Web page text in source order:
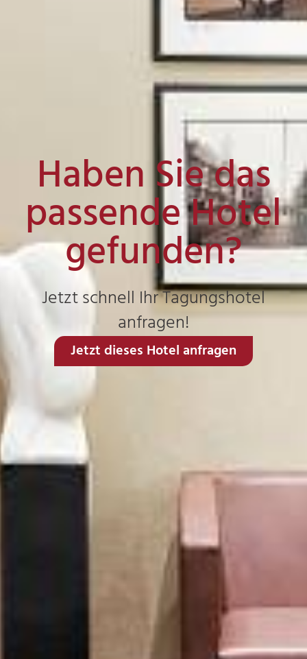
Haben Sie das
passende Hotel
gefunden?
Jetzt schnell Ihr Tagungshotel
anfragen!
Jetzt dieses Hotel anfragen